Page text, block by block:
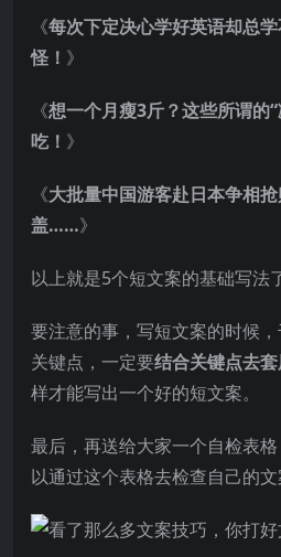
《每次下定决心学好英语却总
怪！ 》
《想一个月瘦3斤？这些所谓的
吃！ 》
《大批量中国游客赴日本争相
盖……》
以上就是5个短文案的基础写法了
要注意的事，写短文案的时候
关键点，一定要结合关键点去
样才能写出一个好的短文案。
最后，再送给大家一个自检表
以通过这个表格去检查自己的文